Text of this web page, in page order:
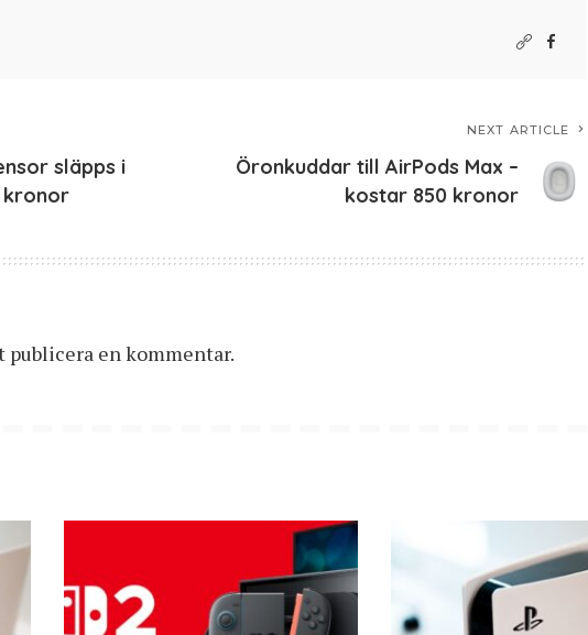
släpps i
kronor
NEXT ARTICLE
Öronkuddar till AirPods Max –
kostar 850 kronor
publicera en kommentar.